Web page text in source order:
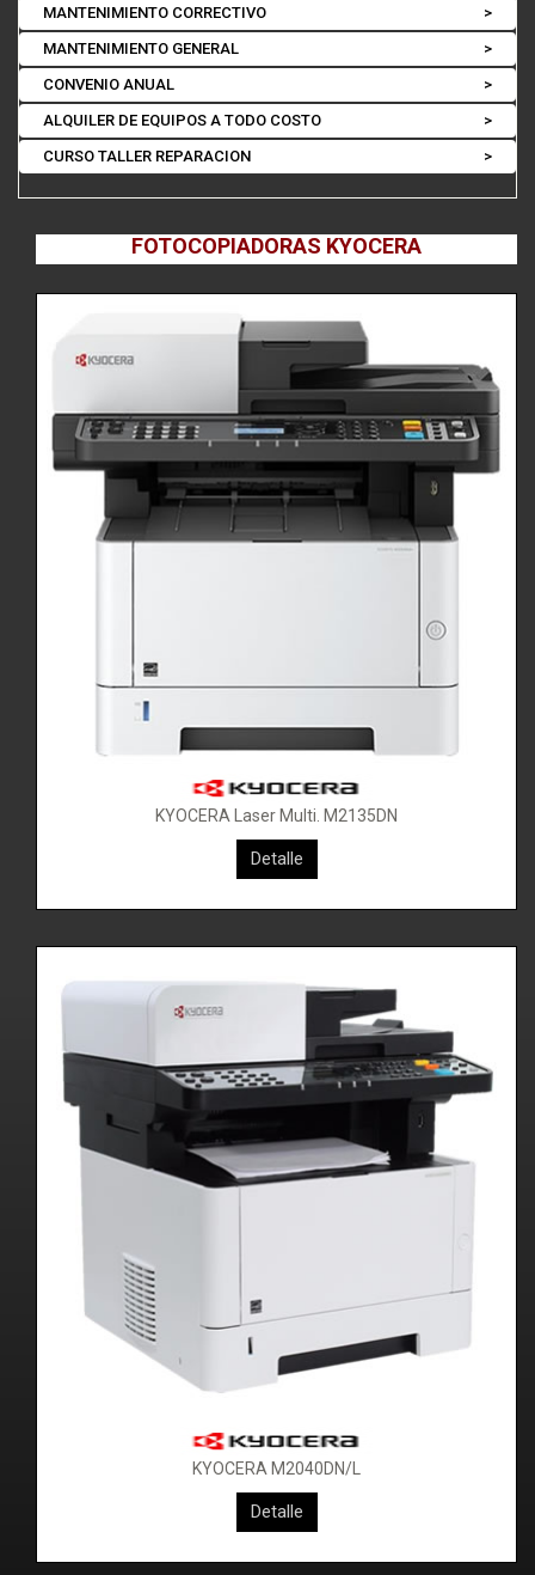
>
MANTENIMIENTO CORRECTIVO
>
MANTENIMIENTO GENERAL
>
CONVENIO ANUAL
>
ALQUILER DE EQUIPOS A TODO COSTO
>
CURSO TALLER REPARACION
FOTOCOPIADORAS KYOCERA
KYOCERA Laser Multi. M2135DN
Detalle
KYOCERA Laser Multi. M2135DN
Detalle
KYOCERA M2040DN/L
Detalle
KYOCERA M2040DN/L
KYOCERA M2640IDW